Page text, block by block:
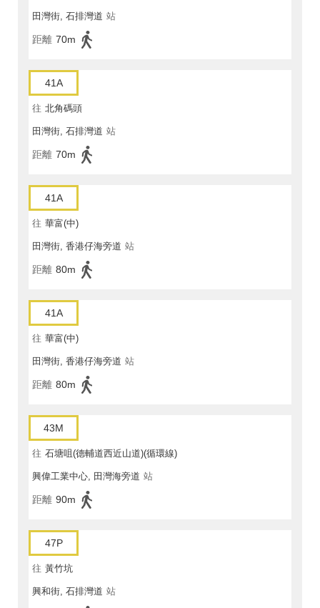
田灣街, 石排灣道 站
距離 70m
41A
往 北角碼頭
田灣街, 石排灣道 站
距離 70m
41A
往 華富(中)
田灣街, 香港仔海旁道 站
距離 80m
41A
往 華富(中)
田灣街, 香港仔海旁道 站
距離 80m
43M
往 石塘咀(德輔道西近山道)(循環線)
興偉工業中心, 田灣海旁道 站
距離 90m
47P
往 黃竹坑
興和街, 石排灣道 站